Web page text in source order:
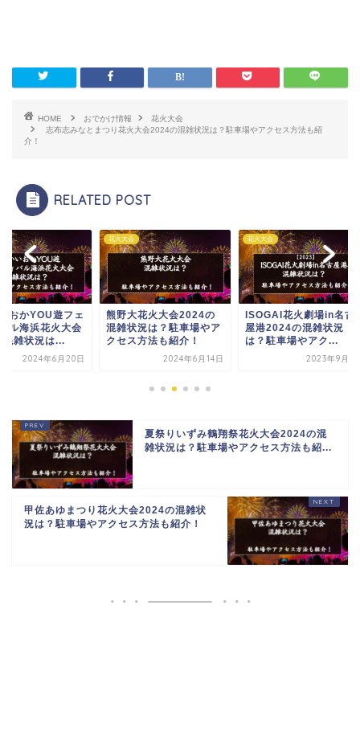
HOME おでかけ情報
花火大会
志布志みなとまつり花火大会2024の混雑状況は？駐車場やアクセス方法も紹
介！
RELATED POST
大花火大会2024の
状況は？駐車場やア
ス方法も紹介！
2024年6月14日
花火大会
ISOGAI花火劇場in名古
屋港2024の混雑状況
は？駐車場やアク...
2023年9月3日
花火大会
じゃんとこい魚津ま
花火大会2024の混
況は？駐車場やアク
2024年6
夏祭りいずみ鶴翔祭花火大会2024の混
雑状況は？駐車場やアクセス方法も紹...
甲佐あゆまつり花火大会2024の混雑状
況は？駐車場やアクセス方法も紹介！